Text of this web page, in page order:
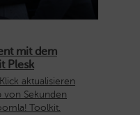
mit dem
Plesk
aktualisieren
von Sekunden
Toolkit.